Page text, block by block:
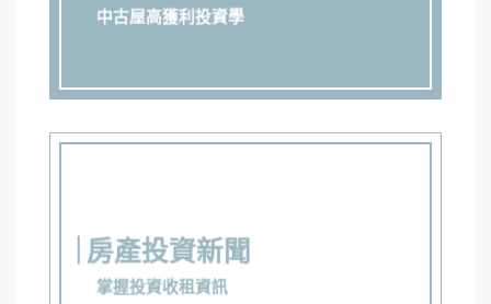
中古屋高獲利投資學
房產投資新聞
掌握投資收租資訊